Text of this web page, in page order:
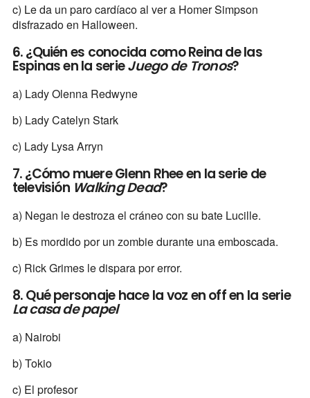
c) Le da un paro cardíaco al ver a Homer Simpson
disfrazado en Halloween.
6. ¿Quién es conocida como Reina de las
Espinas en la serieJuego de Tronos?
a) Lady Olenna Redwyne
b) Lady Catelyn Stark
c) Lady Lysa Arryn
7. ¿Cómo muere Glenn Rhee en la serie de
televisión Walking Dead?
a) Negan le destroza el cráneo con su bate Lucille.
b) Es mordido por un zombie durante una emboscada.
c) Rick Grimes le dispara por error.
8. Qué personaje hace la voz en off en la serie
La casa de papel
a) Nairobi
b) Tokio
c) El profesor